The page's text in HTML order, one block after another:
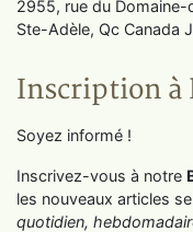
2955, rue du
Ste-Adèle, Qc Canada
Inscription
Soyez informé !
Inscrivez-vous à notre
les nouveaux articles
quotidien,